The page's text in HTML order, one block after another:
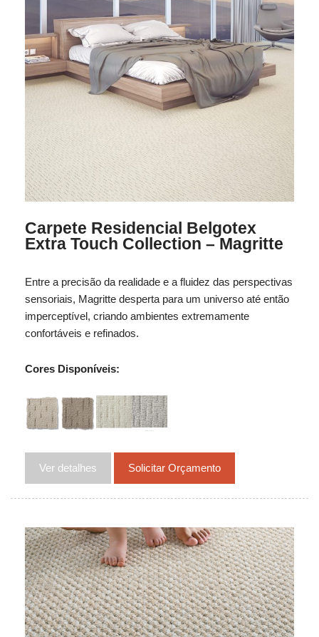
Carpete Residencial Belgotex
Extra Touch Collection – Magritte
Entre a precisão da realidade e a fluidez das perspectivas
sensoriais, Magritte desperta para um universo até então
imperceptível, criando ambientes extremamente
confortáveis e refinados.
Cores Disponíveis:
Ver detalhes Solicitar Orçamento